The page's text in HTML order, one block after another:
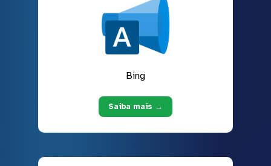
Bing
Saiba mais →